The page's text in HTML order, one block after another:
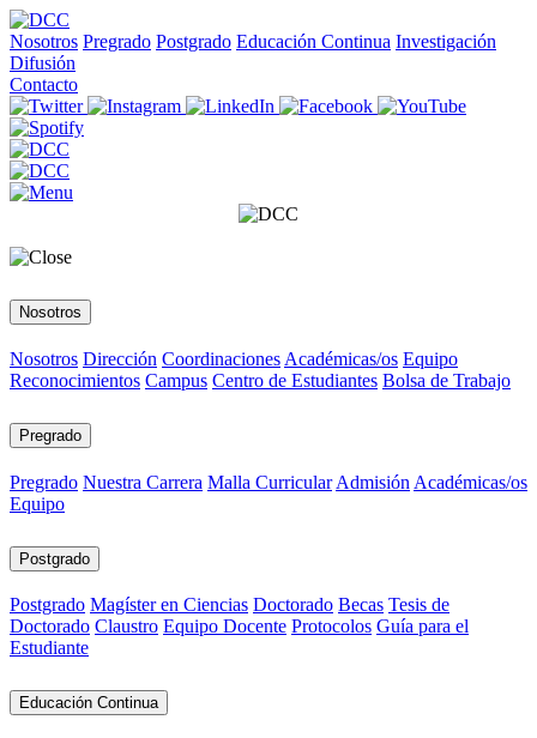
Nosotros Pregrado Postgrado Educación Continua Investigación
Difusión
Contacto
Nosotros
Nosotros Dirección Coordinaciones Académicas/os Equipo
Reconocimientos Campus Centro de Estudiantes Bolsa de Trabajo
Pregrado
Pregrado Nuestra Carrera Malla Curricular Admisión Académicas/os
Equipo
Postgrado
Postgrado Magíster en Ciencias Doctorado Becas Tesis de
Doctorado Claustro Equipo Docente Protocolos Guía para el
Estudiante
Educación Continua